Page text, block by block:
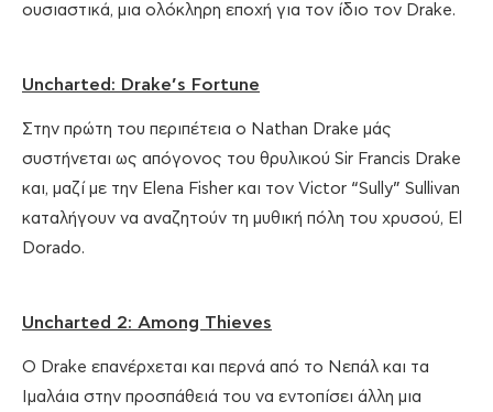
ουσιαστικά, μια ολόκληρη εποχή για τον ίδιο τον Drake.
Uncharted: Drake’s Fortune
Στην πρώτη του περιπέτεια ο Nathan Drake μάς
συστήνεται ως απόγονος του θρυλικού Sir Francis Drake
και, μαζί με την Elena Fisher και τον Victor “Sully” Sullivan
καταλήγουν να αναζητούν τη μυθική πόλη του χρυσού, El
Dorado.
Uncharted 2: Among Thieves
Ο Drake επανέρχεται και περνά από το Νεπάλ και τα
Ιμαλάια στην προσπάθειά του να εντοπίσει άλλη μια